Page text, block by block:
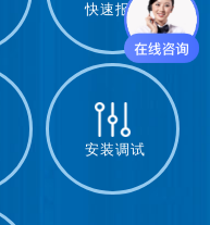
快速报价
安装调试